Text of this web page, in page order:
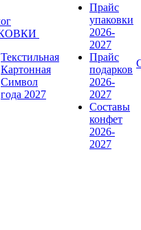
Текстильная
Картонная
Символ
года 2027
Прайс
упаковки
2026-
2027
Прайс
подарков
2026-
2027
Составы
конфет
2026-
2027